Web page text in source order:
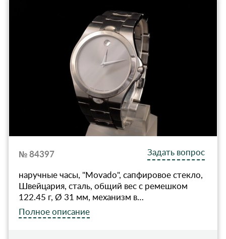
№ 84397
Задать вопрос
наручные часы, "Movado", сапфировое стекло,
Швейцария, сталь, общий вес с ремешком
122.45 г, Ø 31 мм, механизм в…
Полное описание